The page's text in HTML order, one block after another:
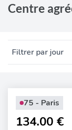
Test
Test
Test
Centre
Filtrer par jour
75 - Paris
134.00 €